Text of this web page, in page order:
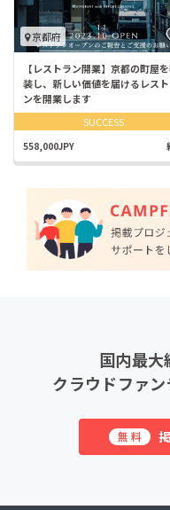
京都府
【レストラン開業】京都の町屋
装し、新しい価値を届けるレス
ンを開業します
SUCCESS
558,000JPY
国内最
クラウドファ
無料